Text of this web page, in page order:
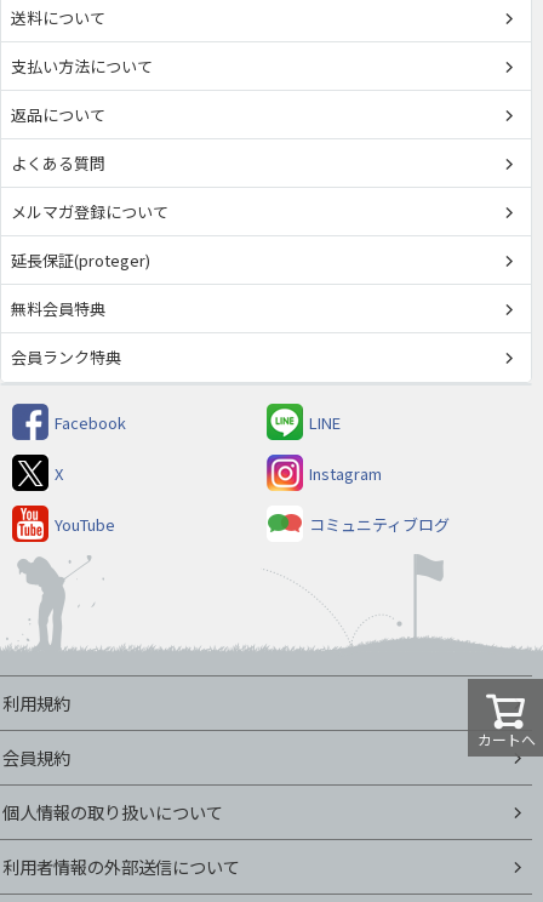
カートへ
送料について
支払い方法について
返品について
よくある質問
メルマガ登録について
延長保証(proteger)
無料会員特典
会員ランク特典
Facebook LINE
X Instagram
YouTube コミュニティブログ
利用規約
会員規約
個人情報の取り扱いについて
利用者情報の外部送信について